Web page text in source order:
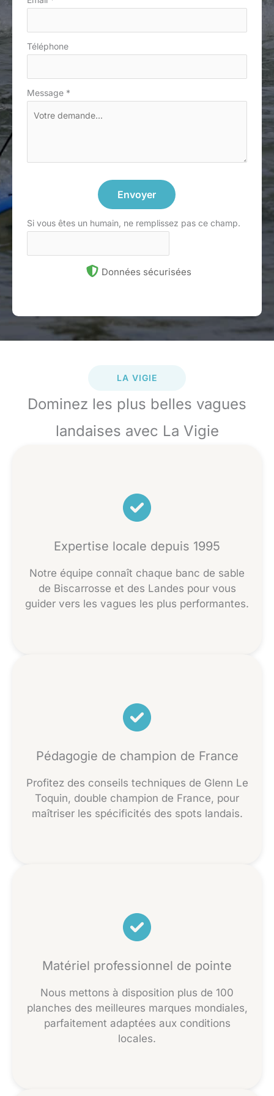
Téléphone
Message *
Envoyer
Si vous êtes un humain, ne remplissez pas ce champ.
Données sécurisées
LA VIGIE
Dominez les plus belles vagues
landaises avec La Vigie
Expertise locale depuis 1995
Notre équipe connaît chaque banc de sable
de Biscarrosse et des Landes pour vous
guider vers les vagues les plus performantes.
Pédagogie de champion de France
Profitez des conseils techniques de Glenn Le
Toquin, double champion de France, pour
maîtriser les spécificités des spots landais.
Matériel professionnel de pointe
Nous mettons à disposition plus de 100
planches des meilleures marques mondiales,
parfaitement adaptées aux conditions
locales.